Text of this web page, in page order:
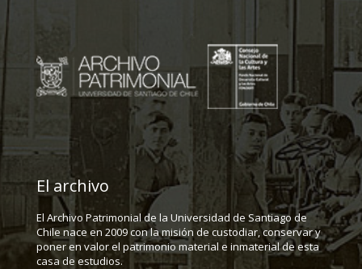
El archivo
El Archivo Patrimonial de la Universidad de Santiago de
Chile nace en 2009 con la misión de custodiar, conservar y
poner en valor el patrimonio material e inmaterial de esta
casa de estudios.